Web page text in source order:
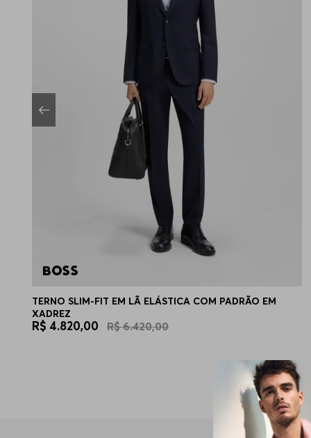
TERNO SLIM-FIT EM LÃ ELÁSTICA COM PADRÃO EM
XADREZ
R$ 4.820,00 R$ 6.420,00